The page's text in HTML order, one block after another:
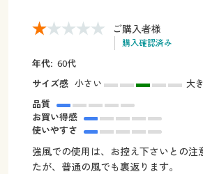
ご購入者様
購入確認済み
年代: 60代
サイズ感 小さい
大
品質
お買い得感
使いやすさ
強風での使用は、お控え下さいとの注
たが、普通の風でも裏返ります。